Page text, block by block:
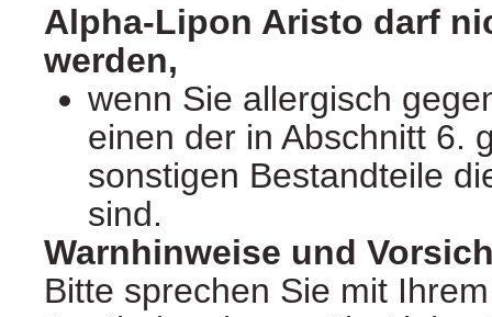
Alpha-Lipon Aristo darf
werden,
wenn Sie allergisch
einen der in Abschnitt 6.
sonstigen Bestandteile
sind.
Warnhinweise und
Bitte sprechen Sie mit